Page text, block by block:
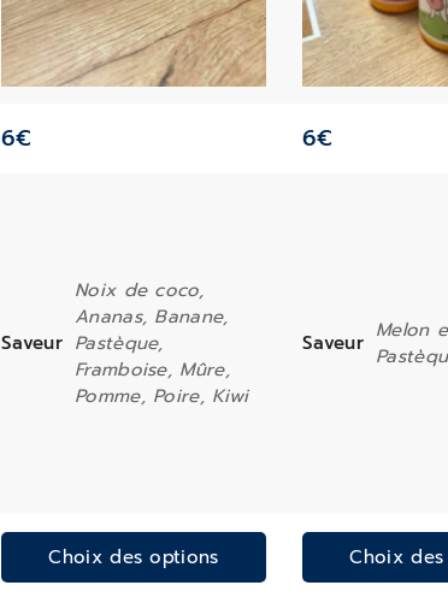
6€ 6€
Saveur
Noix de coco,
Ananas, Banane,
Pastèque,
Framboise, Mûre,
Pomme, Poire, Kiwi
Saveur Melon
Choix des options Choix